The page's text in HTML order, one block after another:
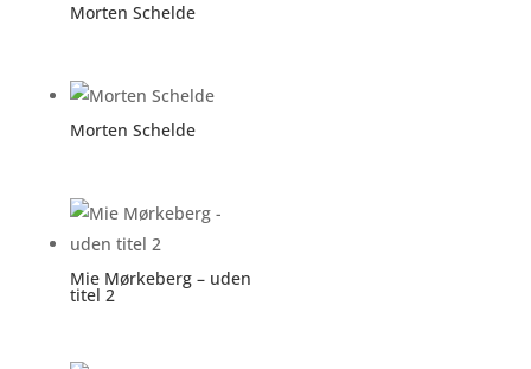
Morten Schelde
Morten Schelde
Mie Mørkeberg – uden
titel 2